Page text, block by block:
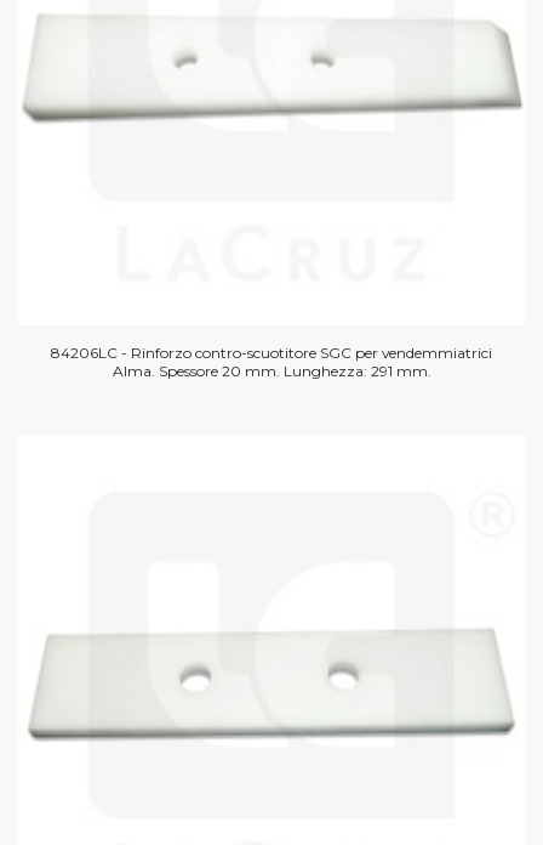
84206LC - Rinforzo contro-scuotitore SGC per vendemmiatrici
Alma. Spessore 20 mm. Lunghezza: 291 mm.